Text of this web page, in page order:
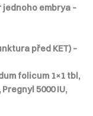
embrya –
před KET) –
folicum 1×1 tbl,
5000 IU,